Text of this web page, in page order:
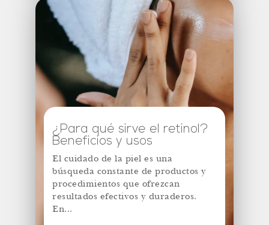
¿Para qué sirve el retinol?
Beneficios y usos
El cuidado de la piel es una
búsqueda constante de productos y
procedimientos que ofrezcan
resultados efectivos y duraderos.
En...